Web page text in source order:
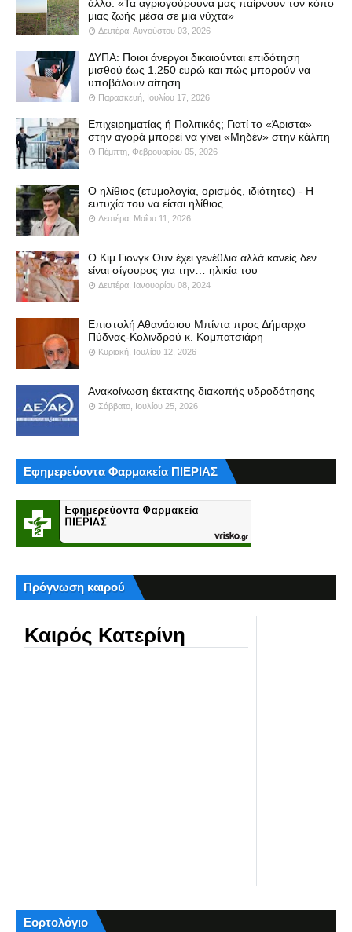
άλλο: «Τα αγριογούρουνα μας παίρνουν τον κόπο
μιας ζωής μέσα σε μια νύχτα»
Δευτέρα, Αυγούστου 03, 2026
ΔΥΠΑ: Ποιοι άνεργοι δικαιούνται επιδότηση
μισθού έως 1.250 ευρώ και πώς μπορούν να
υποβάλουν αίτηση
Παρασκευή, Ιουλίου 17, 2026
Επιχειρηματίας ή Πολιτικός; Γιατί το «Άριστα»
στην αγορά μπορεί να γίνει «Μηδέν» στην κάλπη
Πέμπτη, Φεβρουαρίου 05, 2026
Ο ηλίθιος (ετυμολογία, ορισμός, ιδιότητες) - Η
ευτυχία του να είσαι ηλίθιος
Δευτέρα, Μαΐου 11, 2026
Ο Κιμ Γιονγκ Ουν έχει γενέθλια αλλά κανείς δεν
είναι σίγουρος για την… ηλικία του
Δευτέρα, Ιανουαρίου 08, 2024
Επιστολή Αθανάσιου Μπίντα προς Δήμαρχο
Πύδνας-Κολινδρού κ. Κομπατσιάρη
Κυριακή, Ιουλίου 12, 2026
Ανακοίνωση έκτακτης διακοπής υδροδότησης
Σάββατο, Ιουλίου 25, 2026
Εφημερεύοντα Φαρμακεία ΠΙΕΡΙΑΣ
Πρόγνωση καιρού
Καιρός Κατερίνη
Εορτολόγιο